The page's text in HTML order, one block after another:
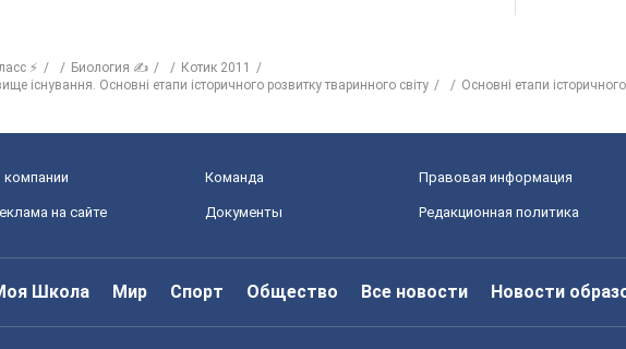
⚡ Биология ✍
Котик 2011
існування. Основні етапи історичного розвитку тваринного світу
Основні етапи
компании Команда Правовая информация
на сайте Документы Редакционная политика
Школа Мир Спорт Общество Все новости Новости